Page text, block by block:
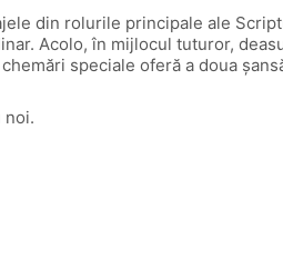
din rolurile principale ale
Acolo, în mijlocul tuturor,
speciale oferă a doua
noi.